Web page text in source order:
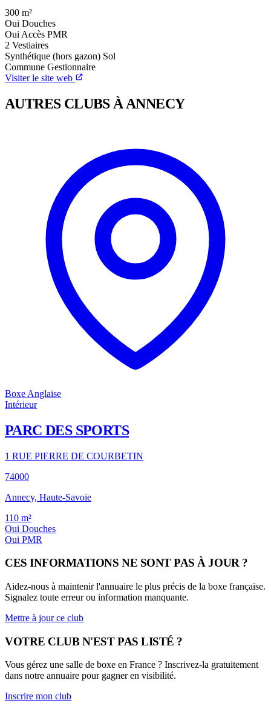
300 m²
Oui Douches
Oui Accès PMR
2 Vestiaires
Synthétique (hors gazon) Sol
Commune Gestionnaire
Visiter le site web
AUTRES CLUBS À ANNECY
Boxe Anglaise
Intérieur
PARC DES SPORTS
1 RUE PIERRE DE COURBETIN
74000
Annecy, Haute-Savoie
110 m²
Oui Douches
Oui PMR
CES INFORMATIONS NE SONT PAS À JOUR ?
Aidez-nous à maintenir l'annuaire le plus précis de la boxe française.
Signalez toute erreur ou information manquante.
Mettre à jour ce club
VOTRE CLUB N'EST PAS LISTÉ ?
Vous gérez une salle de boxe en France ? Inscrivez-la gratuitement
dans notre annuaire pour gagner en visibilité.
Inscrire mon club